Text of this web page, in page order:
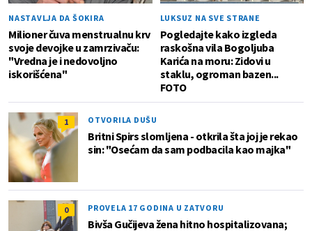
NASTAVLJA DA ŠOKIRA
Milioner čuva menstrualnu krv
svoje devojke u zamrzivaču:
"Vredna je i nedovoljno
iskorišćena"
LUKSUZ NA SVE STRANE
Pogledajte kako izgleda
raskošna vila Bogoljuba
Karića na moru: Zidovi u
staklu, ogroman bazen...
FOTO
1 OTVORILA DUŠU
Britni Spirs slomljena - otkrila šta joj je rekao
sin: "Osećam da sam podbacila kao majka"
0 PROVELA 17 GODINA U ZATVORU
Bivša Gučijeva žena hitno hospitalizovana;